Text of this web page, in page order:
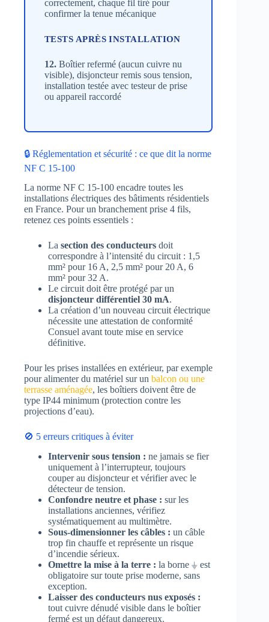
correctement, chaque fil tiré pour
confirmer la tenue mécanique
TESTS APRÈS INSTALLATION
12. Boîtier refermé (aucun cuivre nu
visible), disjoncteur remis sous tension,
installation testée avec testeur de prise
ou appareil raccordé
🔒 Réglementation et sécurité : ce que dit la norme
NF C 15-100
La norme NF C 15-100 encadre toutes les
installations électriques des bâtiments résidentiels
en France. Pour un branchement prise 4 fils,
retenez ces points essentiels :
La section des conducteurs doit
correspondre à l’intensité du circuit : 1,5
mm² pour 16 A, 2,5 mm² pour 20 A, 6
mm² pour 32 A.
Le circuit doit être protégé par un
disjoncteur différentiel 30 mA.
La création d’un nouveau circuit électrique
nécessite une attestation de conformité
Consuel avant toute mise en service
définitive.
Pour les prises installées en extérieur, par exemple
pour alimenter du matériel sur un balcon ou une
terrasse aménagée, les boîtiers doivent être de
type IP44 minimum (protection contre les
projections d’eau).
🚫 5 erreurs critiques à éviter
Intervenir sous tension : ne jamais se fier
uniquement à l’interrupteur, toujours
couper au disjoncteur et vérifier avec le
détecteur de tension.
Confondre neutre et phase : sur les
installations anciennes, vérifiez
systématiquement au multimètre.
Sous-dimensionner les câbles : un câble
trop fin chauffe et représente un risque
d’incendie sérieux.
Omettre la mise à la terre : la borne ⏚ est
obligatoire sur toute prise moderne, sans
exception.
Laisser des conducteurs nus exposés :
tout cuivre dénudé visible dans le boîtier
fermé est un défaut dangereux.